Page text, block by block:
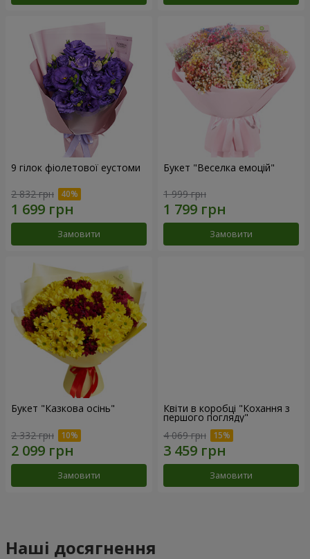
9 гілок фіолетової еустоми
2 832 грн
Замовити
Букет "Веселка емоцій"
1 999 грн
Замовити
Букет "Казкова осінь"
2 332 грн
Замовити
Квіти в коробці "Кохання з
першого погляду"
4 069 грн
Замовити
Наші досягнення